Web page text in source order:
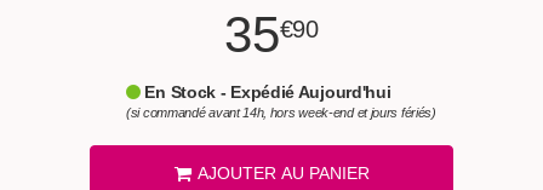
35€90
En Stock - Expédié Aujourd'hui
(si commandé avant 14h, hors week-end et jours fériés)
AJOUTER AU PANIER